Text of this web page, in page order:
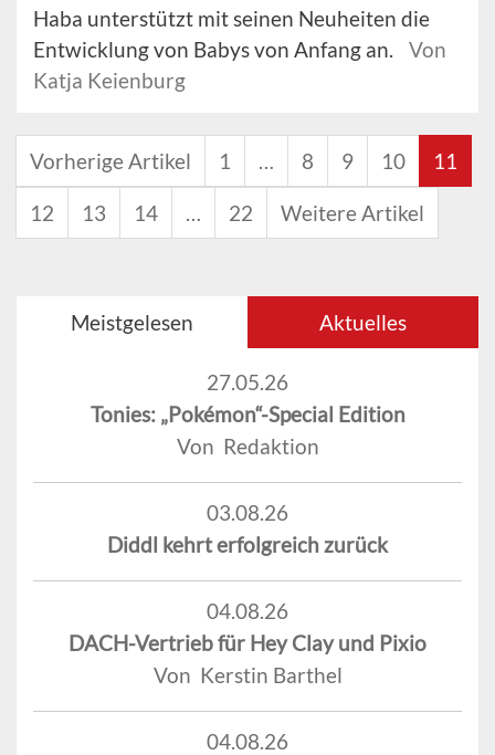
Haba unterstützt mit seinen Neuheiten die
Entwicklung von Babys von Anfang an.
Von
Katja Keienburg
Vorherige Artikel 1 … 8 9 10 11
12 13 14 … 22 Weitere Artikel
Meistgelesen Aktuelles
27.05.26
Tonies: „Pokémon“-Special Edition
Von Redaktion
03.08.26
Diddl kehrt erfolgreich zurück
04.08.26
DACH-Vertrieb für Hey Clay und Pixio
Von Kerstin Barthel
04.08.26